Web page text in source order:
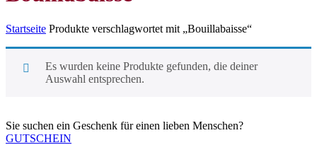
Startseite Produkte verschlagwortet mit „Bouillabaisse“
Es wurden keine Produkte gefunden, die deiner
Auswahl entsprechen.
Sie suchen ein Geschenk für einen lieben Menschen?
GUTSCHEIN